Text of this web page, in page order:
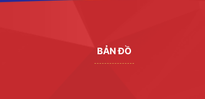
BẢN ĐỒ